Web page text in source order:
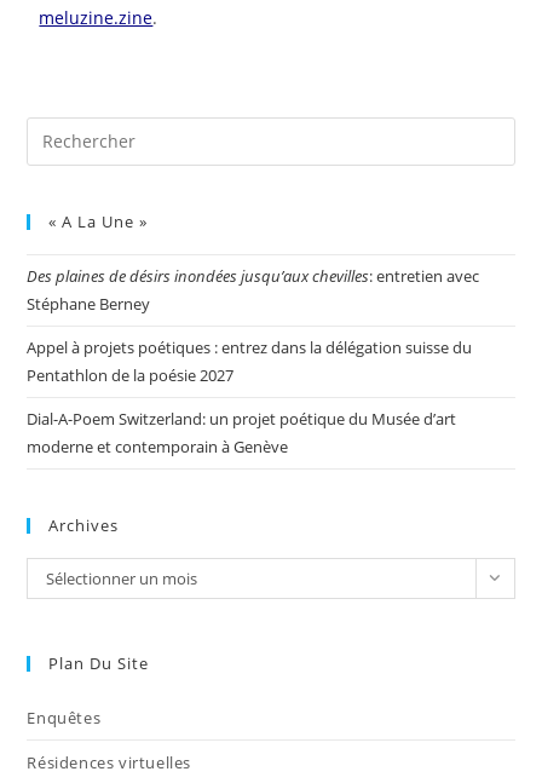
meluzine.zine.
« A La Une »
Des plaines de désirs inondées jusqu’aux chevilles: entretien avec
Stéphane Berney
Appel à projets poétiques : entrez dans la délégation suisse du
Pentathlon de la poésie 2027
Dial-A-Poem Switzerland: un projet poétique du Musée d’art
moderne et contemporain à Genève
Archives
Sélectionner un mois
Plan Du Site
Enquêtes
Résidences virtuelles